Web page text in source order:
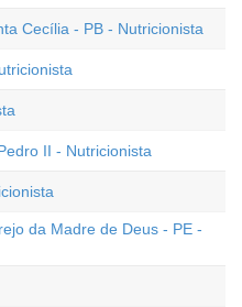
Cecília - PB - Nutricionista
II - Nutricionista
da Madre de Deus - PE -